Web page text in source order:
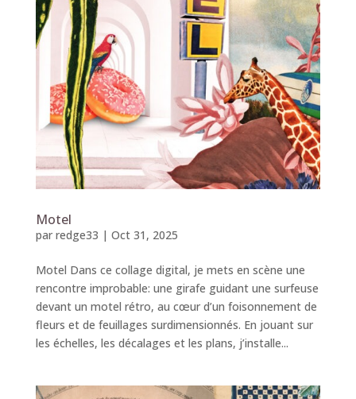
Motel
par redge33 | Oct 31, 2025
Motel Dans ce collage digital, je mets en scène une
rencontre improbable: une girafe guidant une surfeuse
devant un motel rétro, au cœur d’un foisonnement de
fleurs et de feuillages surdimensionnés. En jouant sur
les échelles, les décalages et les plans, j’installe...